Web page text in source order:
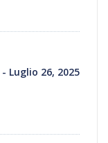
Luglio 26, 2025